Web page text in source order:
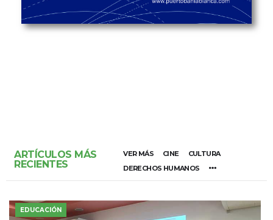
ARTÍCULOS MÁS
RECIENTES
VER MÁS CINE
CULTURA
DERECHOS HUMANOS
EDUCACIÓN